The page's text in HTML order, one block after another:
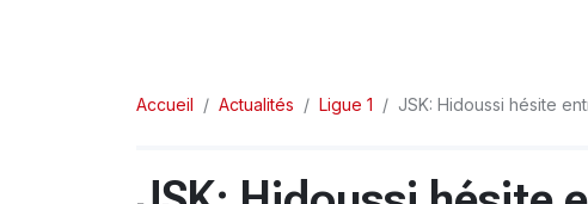
Accueil Actualités Ligue 1 JSK: Hidoussi hésite